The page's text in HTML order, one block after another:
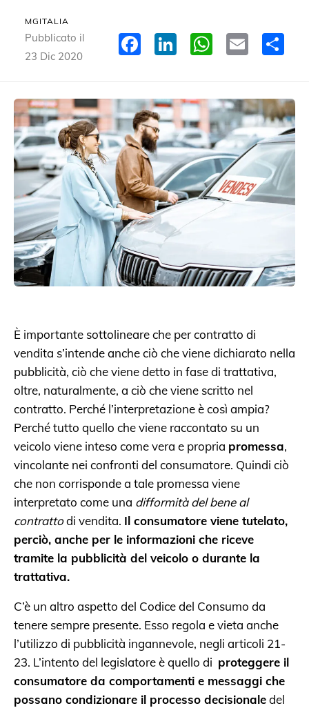
MGITALIA
Pubblicato il
23 Dic 2020
Facebook
LinkedIn Email
È importante sottolineare che per contratto di
vendita s’intende anche ciò che viene dichiarato nella
pubblicità, ciò che viene detto in fase di trattativa,
oltre, naturalmente, a ciò che viene scritto nel
contratto. Perché l’interpretazione è così ampia?
Perché tutto quello che viene raccontato su un
veicolo viene inteso come vera e propria promessa,
vincolante nei confronti del consumatore. Quindi ciò
che non corrisponde a tale promessa viene
interpretato come una difformità del bene al
contrattodi vendita. Il consumatore viene tutelato,
perciò, anche per le informazioni che riceve
tramite la pubblicità del veicolo o durante la
trattativa.
C’è un altro aspetto del Codice del Consumo da
tenere sempre presente. Esso regola e vieta anche
l’utilizzo di pubblicità ingannevole, negli articoli 21-
23. L’intento del legislatore è quello di proteggere il
consumatore da comportamenti e messaggi che
possano condizionare il processo decisionaledel